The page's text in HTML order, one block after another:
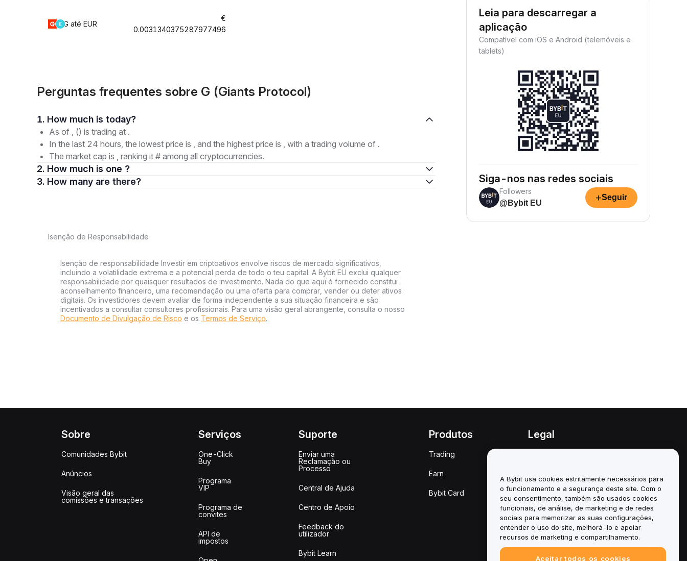
G até EUR
€
0.0031340375287977496
Perguntas frequentes sobre G (Giants Protocol)
1. How much is today?
As of , () is trading at .
In the last 24 hours, the lowest price is , and the highest price is , with a trading volume of .
The market cap is , ranking it # among all cryptocurrencies.
2. How much is one ?
3. How many are there?
Isenção de Responsabilidade
Isenção de responsabilidade Investir em criptoativos envolve riscos de mercado significativos,
incluindo a volatilidade extrema e a potencial perda de todo o teu capital. A Bybit EU exclui qualquer
responsabilidade por quaisquer resultados de investimento. Nada do que aqui é fornecido constitui
aconselhamento financeiro, uma recomendação ou uma oferta para comprar, vender ou deter ativos
digitais. Os investidores devem avaliar de forma independente a sua situação financeira e são
incentivados a consultar consultores profissionais. Para uma visão geral abrangente, consulta o nosso
Documento de Divulgação de Risco e os Termos de Serviço.
Leia para descarregar a
aplicação
Compatível com iOS e Android (telemóveis e
tablets)
Siga-nos nas redes sociais
Followers
@Bybit EU
+Seguir
Sobre
Comunidades Bybit
Anúncios
Visão geral das
comissões e transações
Serviços
One-Click
Buy
Programa
VIP
Programa de
convites
API de
impostos
Suporte
Enviar uma
Reclamação ou
Processo
Central de Ajuda
Centro de Apoio
Feedback do
utilizador
Bybit Learn
Produtos
Trading
Earn
Bybit Card
Legal
Resumo da Política de
Custódia e Administração
Informação ESG
White Papers de
criptoativos
A Bybit usa cookies estritamente necessários para
o funcionamento e a segurança deste site. Com o
seu consentimento, também são usados cookies
funcionais, de análise, de marketing e de redes
sociais para memorizar as suas configurações,
entender o uso do site, melhorá-lo e apoiar
recursos de marketing e compartilhamento.
Aceitar todos os cookies